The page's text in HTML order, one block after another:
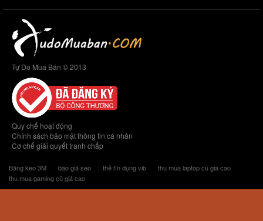
Tự Do Mua Bán © 2013
Quy chế hoạt động
Chính sách bảo mật thông tin cá nhân
Cơ chế giải quyết tranh chấp
Băng keo 3M báo giá seo thẻ tín dụng vib
thu mua laptop cũ giá cao
thu mua gaming cũ giá cao